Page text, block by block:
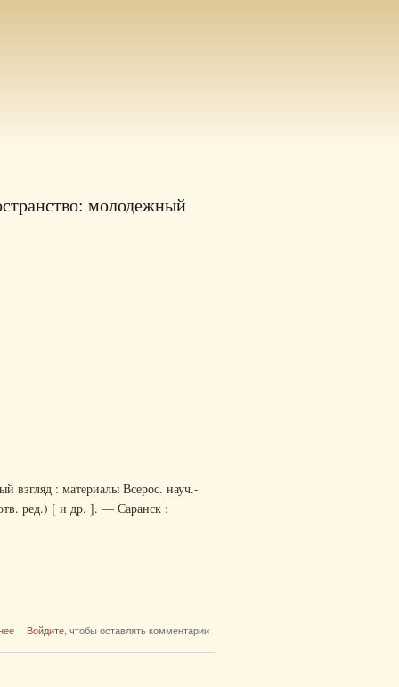
молодежный
взгляд : материалы Всерос. науч.-
ред.) [ и др. ]. — Саранск :
о Интеграция науки и культуры в
взгляд
Войдите, чтобы оставлять комментарии